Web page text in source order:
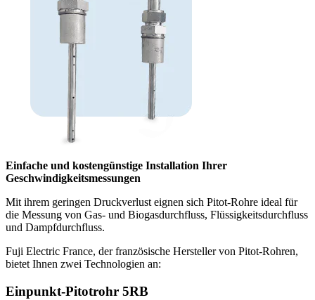
Einfache und kostengünstige Installation Ihrer
Geschwindigkeitsmessungen
Mit ihrem geringen Druckverlust eignen sich Pitot-Rohre ideal für
die Messung von Gas- und Biogasdurchfluss, Flüssigkeitsdurchfluss
und Dampfdurchfluss.
Fuji Electric France, der französische Hersteller von Pitot-Rohren,
bietet Ihnen zwei Technologien an:
Einpunkt-Pitotrohr 5RB